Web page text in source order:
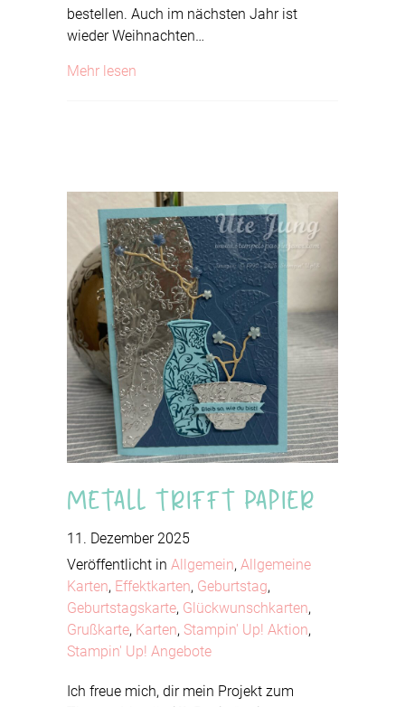
bestellen. Auch im nächsten Jahr ist
wieder Weihnachten…
Mehr lesen
Metall trifft Papier
11. Dezember 2025
Veröffentlicht in Allgemein, Allgemeine
Karten, Effektkarten, Geburtstag,
Geburtstagskarte, Glückwunschkarten,
Grußkarte, Karten, Stampin' Up! Aktion,
Stampin' Up! Angebote
Ich freue mich, dir mein Projekt zum